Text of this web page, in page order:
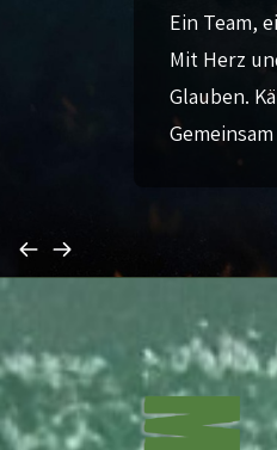
Ein Team,
Mit Herz
Glauben.